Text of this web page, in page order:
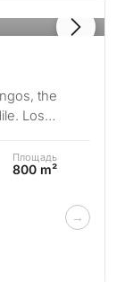
the
Los
Площадь
800 m²